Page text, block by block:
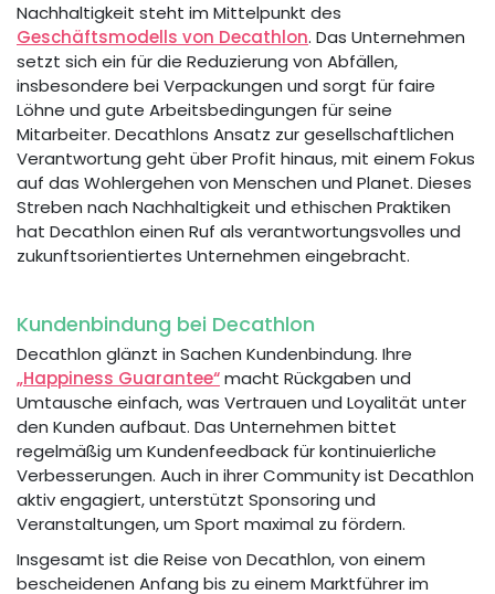
Nachhaltigkeit steht im Mittelpunkt des
Geschäftsmodells von Decathlon. Das Unternehmen
setzt sich ein für die Reduzierung von Abfällen,
insbesondere bei Verpackungen und sorgt für faire
Löhne und gute Arbeitsbedingungen für seine
Mitarbeiter. Decathlons Ansatz zur gesellschaftlichen
Verantwortung geht über Profit hinaus, mit einem Fokus
auf das Wohlergehen von Menschen und Planet. Dieses
Streben nach Nachhaltigkeit und ethischen Praktiken
hat Decathlon einen Ruf als verantwortungsvolles und
zukunftsorientiertes Unternehmen eingebracht.
Kundenbindung bei Decathlon
Decathlon glänzt in Sachen Kundenbindung. Ihre
„Happiness Guarantee“macht Rückgaben und
Umtausche einfach, was Vertrauen und Loyalität unter
den Kunden aufbaut. Das Unternehmen bittet
regelmäßig um Kundenfeedback für kontinuierliche
Verbesserungen. Auch in ihrer Community ist Decathlon
aktiv engagiert, unterstützt Sponsoring und
Veranstaltungen, um Sport maximal zu fördern.
Insgesamt ist die Reise von Decathlon, von einem
bescheidenen Anfang bis zu einem Marktführer im